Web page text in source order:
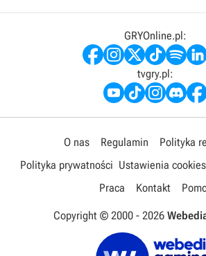
GRYOnline.pl:
tvgry.pl:
O nas Regulamin
Polityka
Polityka prywatności Ustawienia cookies
Praca
Kontakt
Copyright © 2000 - 2026